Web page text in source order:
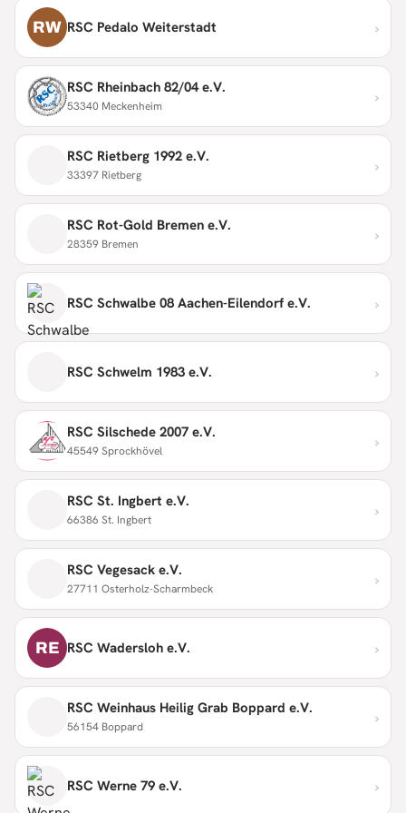
RW RSC Pedalo Weiterstadt ›
RSC Rheinbach 82/04 e.V.
53340 Meckenheim ›
RSC Rietberg 1992 e.V.
33397 Rietberg ›
RSC Rot-Gold Bremen e.V.
28359 Bremen ›
RSC Schwalbe 08 Aachen-Eilendorf e.V. ›
RSC Schwelm 1983 e.V. ›
RSC Silschede 2007 e.V.
45549 Sprockhövel ›
RSC St. Ingbert e.V.
66386 St. Ingbert ›
RSC Vegesack e.V.
27711 Osterholz-Scharmbeck ›
RE RSC Wadersloh e.V. ›
RSC Weinhaus Heilig Grab Boppard e.V.
56154 Boppard ›
RSC Werne 79 e.V. ›